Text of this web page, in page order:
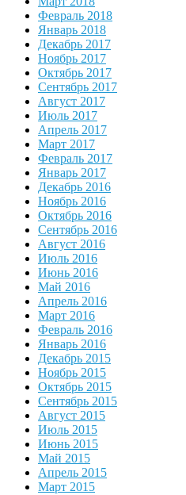
Февраль 2018
Январь 2018
Декабрь 2017
Ноябрь 2017
Октябрь 2017
Сентябрь 2017
Август 2017
Июль 2017
Апрель 2017
Март 2017
Февраль 2017
Январь 2017
Декабрь 2016
Ноябрь 2016
Октябрь 2016
Сентябрь 2016
Август 2016
Июль 2016
Июнь 2016
Май 2016
Апрель 2016
Март 2016
Февраль 2016
Январь 2016
Декабрь 2015
Ноябрь 2015
Октябрь 2015
Сентябрь 2015
Август 2015
Июль 2015
Июнь 2015
Май 2015
Апрель 2015
Март 2015